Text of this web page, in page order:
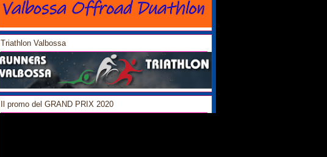
Triathlon Valbossa
Il promo del GRAND PRIX 2020